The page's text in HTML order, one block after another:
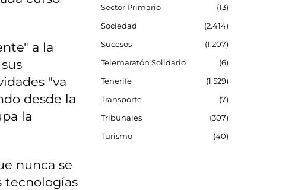
a la
"va
desde la
la
nunca se
tecnologías
Sector Primario
13
Sociedad
2.414
Sucesos
1.207
Telemaratón Solidario
6
Tenerife
1.529
Transporte
7
Tribunales
307
Turismo
40